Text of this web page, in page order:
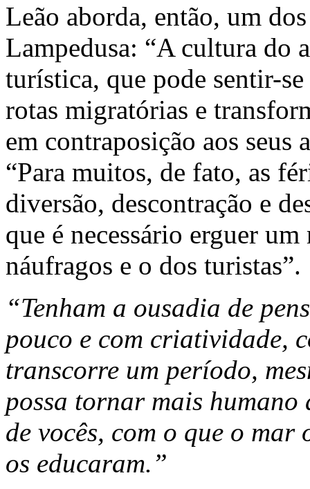
Leão aborda, então, um
Lampedusa: “A cultura do
turística, que pode sentir-
rotas migratórias e
em contraposição aos seus
“Para muitos, de fato, as
diversão, descontração e
que é necessário erguer
náufragos e o dos turistas”.
“Tenham a ousadia de
pouco e com criatividade,
transcorre um período,
possa tornar mais
de vocês, com o que o mar
os educaram.”